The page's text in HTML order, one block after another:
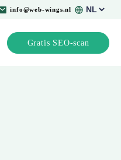
info@web-wings.nl
Kies
taal
Gratis SEO-scan